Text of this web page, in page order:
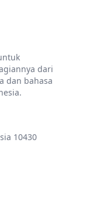
dari
dan bahasa
10430